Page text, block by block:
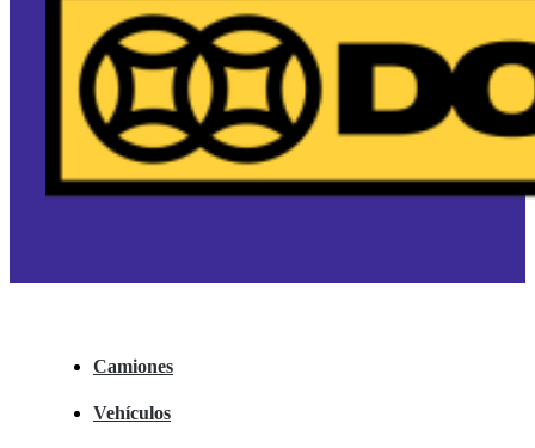
Camiones
Vehículos